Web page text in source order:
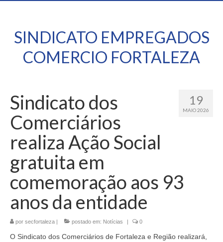
SINDICATO EMPREGADOS
COMERCIO FORTALEZA
19
MAIO 2026
Sindicato dos
Comerciários
realiza Ação Social
gratuita em
comemoração aos 93
anos da entidade
por secfortaleza | postado em: Notícias | 0
O Sindicato dos Comerciários de Fortaleza e Região realizará,